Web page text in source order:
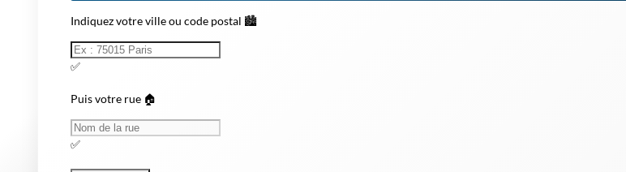
Indiquez votre ville ou code postal 🏙️
✅
Puis votre rue 🏠
✅